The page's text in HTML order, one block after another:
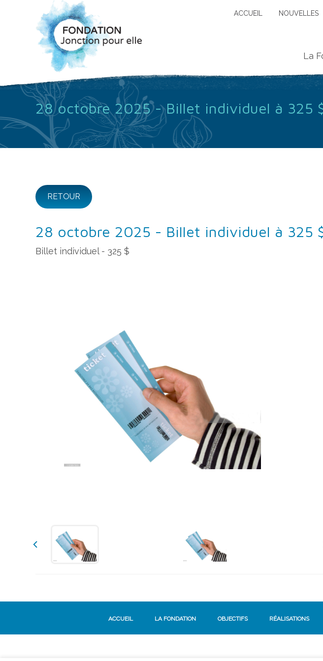
ACCUEIL NOUVELLES
La
28 octobre 2025 - Billet individuel à 325
RETOUR
28 octobre 2025 - Billet individuel à 325
Billet individuel - 325 $
ACCUEIL LA FONDATION OBJECTIFS RÉALISATIONS